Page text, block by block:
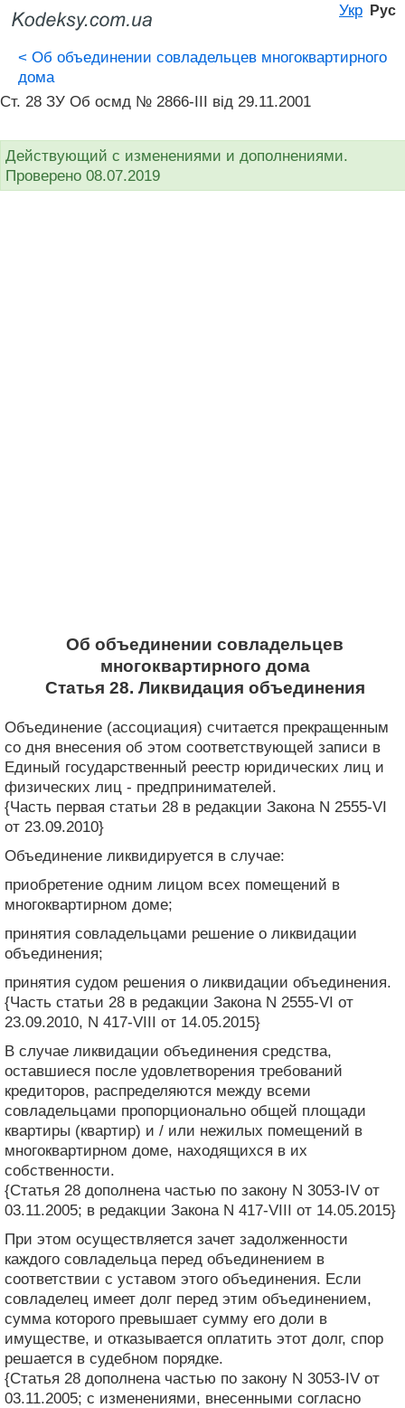
Укр Рус
< Об объединении совладельцев многоквартирного
дома
Ст. 28 ЗУ Об осмд № 2866-III від 29.11.2001
Действующий с изменениями и дополнениями.
Проверено 08.07.2019
Об объединении совладельцев
многоквартирного дома
Статья 28. Ликвидация объединения
Объединение (ассоциация) считается прекращенным
со дня внесения об этом соответствующей записи в
Единый государственный реестр юридических лиц и
физических лиц - предпринимателей.
{Часть первая статьи 28 в редакции Закона N 2555-VI
от 23.09.2010}
Объединение ликвидируется в случае:
приобретение одним лицом всех помещений в
многоквартирном доме;
принятия совладельцами решение о ликвидации
объединения;
принятия судом решения о ликвидации объединения.
{Часть статьи 28 в редакции Закона N 2555-VI от
23.09.2010, N 417-VIII от 14.05.2015}
В случае ликвидации объединения средства,
оставшиеся после удовлетворения требований
кредиторов, распределяются между всеми
совладельцами пропорционально общей площади
квартиры (квартир) и / или нежилых помещений в
многоквартирном доме, находящихся в их
собственности.
{Статья 28 дополнена частью по закону N 3053-IV от
03.11.2005; в редакции Закона N 417-VIII от 14.05.2015}
При этом осуществляется зачет задолженности
каждого совладельца перед объединением в
соответствии с уставом этого объединения. Если
совладелец имеет долг перед этим объединением,
сумма которого превышает сумму его доли в
имуществе, и отказывается оплатить этот долг, спор
решается в судебном порядке.
{Статья 28 дополнена частью по закону N 3053-IV от
03.11.2005; с изменениями, внесенными согласно